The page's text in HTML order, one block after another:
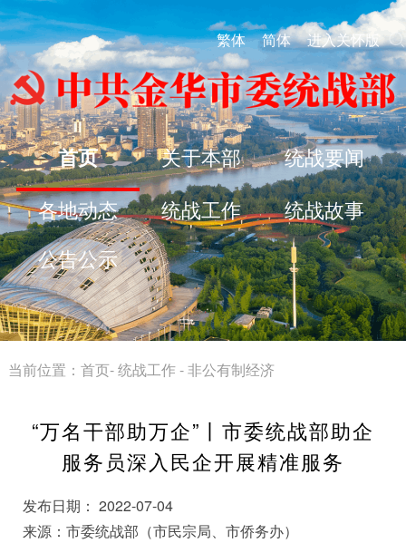
繁体 简体 进入关怀版
首页 关于本部 统战要闻
各地动态 统战工作 统战故事
公告公示
当前位置： 首页-统战工作-非公有制经济
“万名干部助万企”丨市委统战部助企
服务员深入民企开展精准服务
发布日期： 2022-07-04
来源：市委统战部（市民宗局、市侨务办）